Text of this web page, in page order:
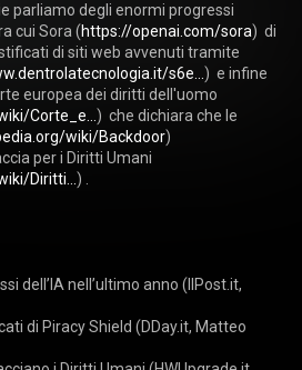
parliamo degli enormi progressi
cui Sora (https://openai.com/sora)  di
di siti web avvenuti tramite
s6e... )  e infine
europea dei diritti dell'uomo
Corte_e... )  che dichiara che le
wiki/Backdoor)
per i Diritti Umani
Diritti... ) .
dell’IA nell’ultimo anno (IlPost.it,
di Piracy Shield (DDay.it, Matteo